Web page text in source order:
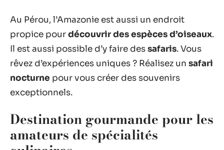
Au Pérou, l’Amazonie est aussi un endroit
propice pourdécouvrir des espèces d’oiseaux.
Il est aussi possible d’y faire dessafaris. Vous
rêvez d’expériences uniques ? Réalisez un safari
nocturne pour vous créer des souvenirs
exceptionnels.
Destination gourmande pour les
amateurs de spécialités